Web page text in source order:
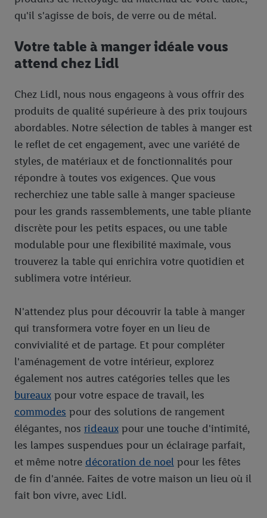
qu'il s'agisse de bois, de verre ou de métal.
Votre table à manger idéale vous
attend chez Lidl
Chez Lidl, nous nous engageons à vous offrir des
produits de qualité supérieure à des prix toujours
abordables. Notre sélection de tables à manger est
le reflet de cet engagement, avec une variété de
styles, de matériaux et de fonctionnalités pour
répondre à toutes vos exigences. Que vous
recherchiez une table salle à manger spacieuse
pour les grands rassemblements, une table pliante
discrète pour les petits espaces, ou une table
modulable pour une flexibilité maximale, vous
trouverez la table qui enrichira votre quotidien et
sublimera votre intérieur.
N'attendez plus pour découvrir la table à manger
qui transformera votre foyer en un lieu de
convivialité et de partage. Et pour compléter
l'aménagement de votre intérieur, explorez
également nos autres catégories telles que les
bureaux pour votre espace de travail, les
commodes pour des solutions de rangement
élégantes, nos rideaux pour une touche d'intimité,
les lampes suspendues pour un éclairage parfait,
et même notre décoration de noel pour les fêtes
de fin d'année. Faites de votre maison un lieu où il
fait bon vivre, avec Lidl.